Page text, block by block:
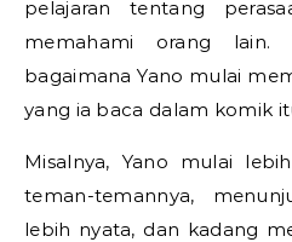
pelajaran tentang
memahami orang lain.
bagaimana Yano mulai
yang ia baca dalam komik
Misalnya, Yano mulai
teman-temannya,
lebih nyata, dan kadang